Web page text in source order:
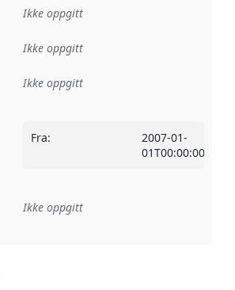
Ikke oppgitt
Ikke oppgitt
:
Ikke oppgitt
Fra:
2007-01-
01T00:00:00Z
Referanse til en implementasjonsregel
Ikke oppgitt